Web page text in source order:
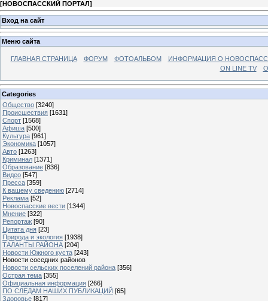
[НОВОСПАССКИЙ ПОРТАЛ]
Вход на сайт
Меню сайта
ГЛАВНАЯ СТРАНИЦА ФОРУМ ФОТОАЛЬБОМ
ИНФОРМАЦИЯ О
ON LINE TV
Categories
Общество [3240]
Происшествия [1631]
Спорт [1568]
Афиша [500]
Культура [961]
Экономика [1057]
Авто [1263]
Криминал [1371]
Образование [836]
Видео [547]
Пресса [359]
К вашему сведению [2714]
Реклама [52]
Новоспасские вести [1344]
Мнение [322]
Репортаж [90]
Цитата дня [23]
Природа и экология [1938]
ТАЛАНТЫ РАЙОНА [204]
Новости Южного куста [243]
Новости соседних районов
Новости сельских поселений района [356]
Острая тема [355]
Официальная информация [266]
ПО СЛЕДАМ НАШИХ ПУБЛИКАЦИЙ [65]
Здоровье [817]